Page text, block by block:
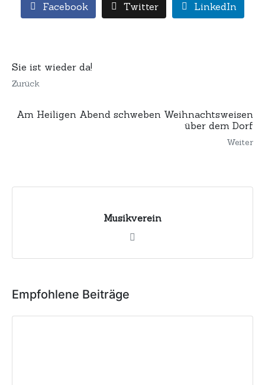
Facebook Twitter LinkedIn
Sie ist wieder da!
Zurück
Am Heiligen Abend schweben Weihnachtsweisen
über dem Dorf
Weiter
Musikverein
Empfohlene Beiträge